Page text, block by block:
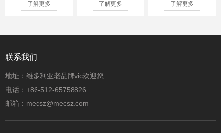
了解更多 了解更多 了解更多
联系我们
地址：维多利亚老品牌vic欢迎您
电话：+86-512-65758826
邮箱：mecsz@mecsz.com